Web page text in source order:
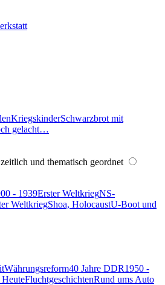
KriegskinderSchwarzbrot mit
gelacht…
und thematisch geordnet
- 1939Erster WeltkriegNS-
WeltkriegShoa, HolocaustU-Boot und
Währungsreform40 Jahre DDR1950 -
FluchtgeschichtenRund ums Auto